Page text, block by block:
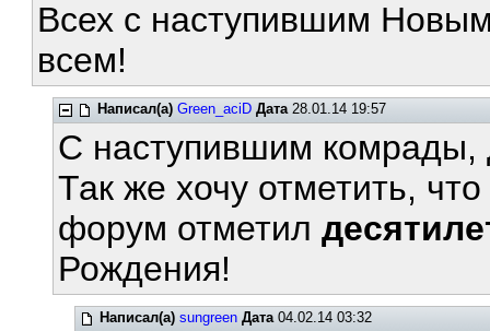
Всех с наступившим
всем!
Написал(а) Green_aciD Дата28.01.14 19:57
С наступившим
Так же хочу отметить,
форум отметил
Рождения!
Написал(а) sungreen Дата04.02.14 03:32